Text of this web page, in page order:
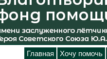
Главная Хочу помочь